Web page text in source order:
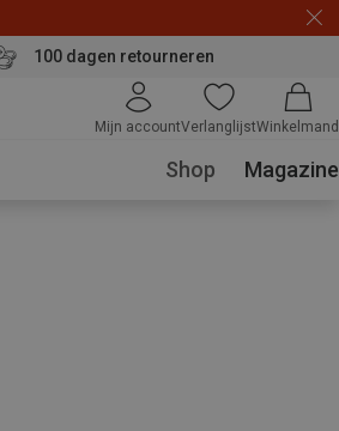
100 dagen retourneren
Mijn accountVerlanglijstWinkelmand
Shop Magazine